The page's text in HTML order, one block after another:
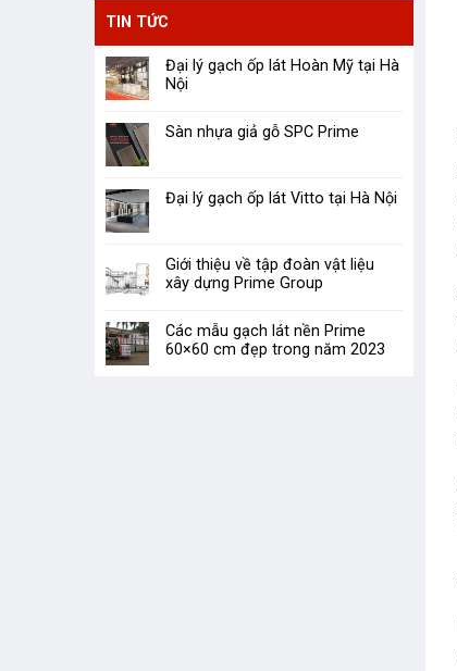
TIN TỨC
Đại lý gạch ốp lát Hoàn Mỹ tại Hà
Nội
Sàn nhựa giả gỗ SPC Prime
Đại lý gạch ốp lát Vitto tại Hà Nội
Giới thiệu về tập đoàn vật liệu
xây dựng Prime Group
Các mẫu gạch lát nền Prime
60×60 cm đẹp trong năm 2023